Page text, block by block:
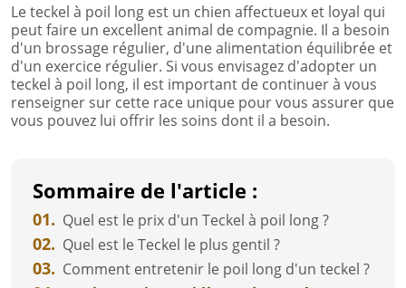
Le teckel à poil long est un chien affectueux et loyal qui
peut faire un excellent animal de compagnie. Il a besoin
d'un brossage régulier, d'une alimentation équilibrée et
d'un exercice régulier. Si vous envisagez d'adopter un
teckel à poil long, il est important de continuer à vous
renseigner sur cette race unique pour vous assurer que
vous pouvez lui offrir les soins dont il a besoin.
Sommaire de l'article :
01. Quel est le prix d'un Teckel à poil long ?
02. Quel est le Teckel le plus gentil ?
03. Comment entretenir le poil long d'un teckel ?